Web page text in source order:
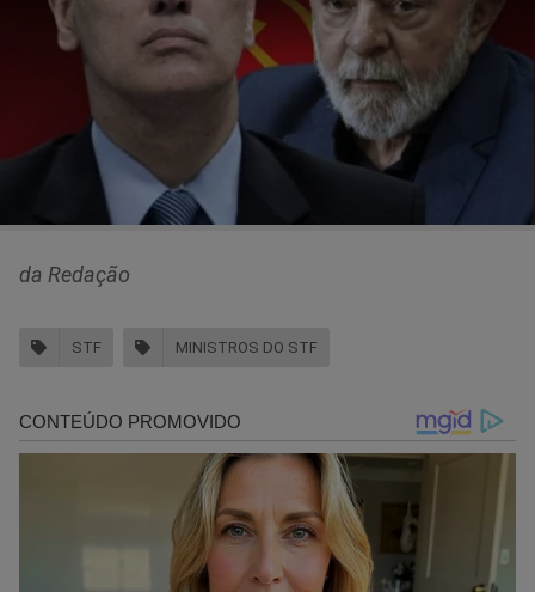
da Redação
STF MINISTROS DO STF